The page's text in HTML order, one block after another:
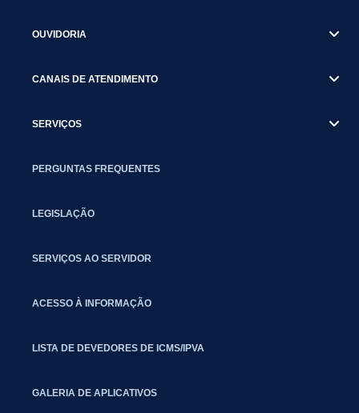
OUVIDORIA
CANAIS DE ATENDIMENTO
SERVIÇOS
PERGUNTAS FREQUENTES
LEGISLAÇÃO
SERVIÇOS AO SERVIDOR
ACESSO À INFORMAÇÃO
LISTA DE DEVEDORES DE ICMS/IPVA
GALERIA DE APLICATIVOS